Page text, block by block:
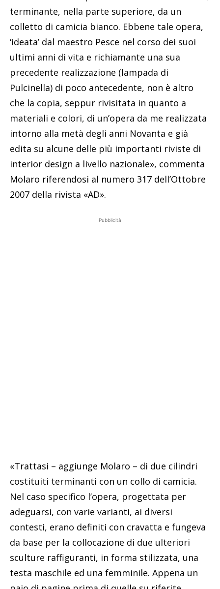
terminante, nella parte superiore, da un
colletto di camicia bianco. Ebbene tale opera,
‘ideata’ dal maestro Pesce nel corso dei suoi
ultimi anni di vita e richiamante una sua
precedente realizzazione (lampada di
Pulcinella) di poco antecedente, non è altro
che la copia, seppur rivisitata in quanto a
materiali e colori, di un’opera da me realizzata
intorno alla metà degli anni Novanta e già
edita su alcune delle più importanti riviste di
interior design a livello nazionale», commenta
Molaro riferendosi al numero 317 dell’Ottobre
2007 della rivista «AD».
Pubblicità
«Trattasi – aggiunge Molaro – di due cilindri
costituiti terminanti con un collo di camicia.
Nel caso specifico l’opera, progettata per
adeguarsi, con varie varianti, ai diversi
contesti, erano definiti con cravatta e fungeva
da base per la collocazione di due ulteriori
sculture raffiguranti, in forma stilizzata, una
testa maschile ed una femminile. Appena un